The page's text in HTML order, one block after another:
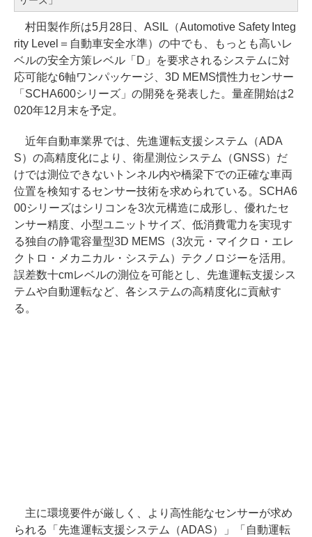
村田製作所は5月28日、ASIL（Automotive Safety Integ
rity Level＝自動車安全水準）の中でも、もっとも高いレ
ベルの安全方策レベル「D」を要求されるシステムに対
応可能な6軸ワンパッケージ、3D MEMS慣性力センサー
「SCHA600シリーズ」の開発を発表した。量産開始は2
020年12月末を予定。
近年自動車業界では、先進運転支援システム（ADA
S）の高精度化により、衛星測位システム（GNSS）だ
けでは測位できないトンネル内や橋梁下での正確な車両
位置を検知するセンサー技術を求められている。SCHA6
00シリーズはシリコンを3次元構造に成形し、優れたセ
ンサー精度、小型ユニットサイズ、低消費電力を実現す
る独自の静電容量型3D MEMS（3次元・マイクロ・エレ
クトロ・メカニカル・システム）テクノロジーを活用。
誤差数十cmレベルの測位を可能とし、先進運転支援シス
テムや自動運転など、各システムの高精度化に貢献す
る。
主に環境要件が厳しく、より高性能なセンサーが求め
られる「先進運転支援システム（ADAS）」「自動運転